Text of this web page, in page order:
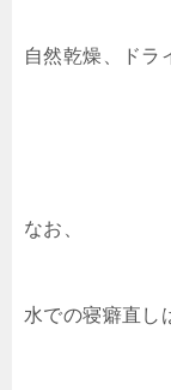
自然乾燥、ドラ
なお、
水での寝癖直し